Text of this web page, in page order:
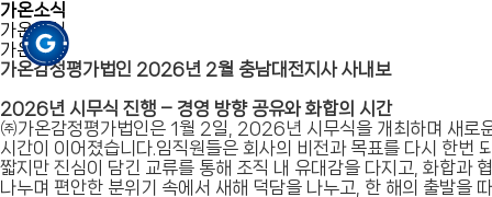
가온소식
가온소식
가온소식
가온감정평가법인 2026년 2월 충남대전지사 사내보
2026년 시무식 진행 – 경영 방향 공유와 화합의 시간
㈜가온감정평가법인은 1월 2일, 2026년 시무식을 개최하며 새로
시간이 이어졌습니다.임직원들은 회사의 비전과 목표를 다시 한번
짧지만 진심이 담긴 교류를 통해 조직 내 유대감을 다지고, 화합과
나누며 편안한 분위기 속에서 새해 덕담을 나누고, 한 해의 출발을